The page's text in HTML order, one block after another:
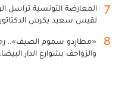
7
المعارضة التونسية تراسل
لقيس سعيد يكرس
8
«مطارِدو سموم الصيف»..
والزواحف بشوارع الدار